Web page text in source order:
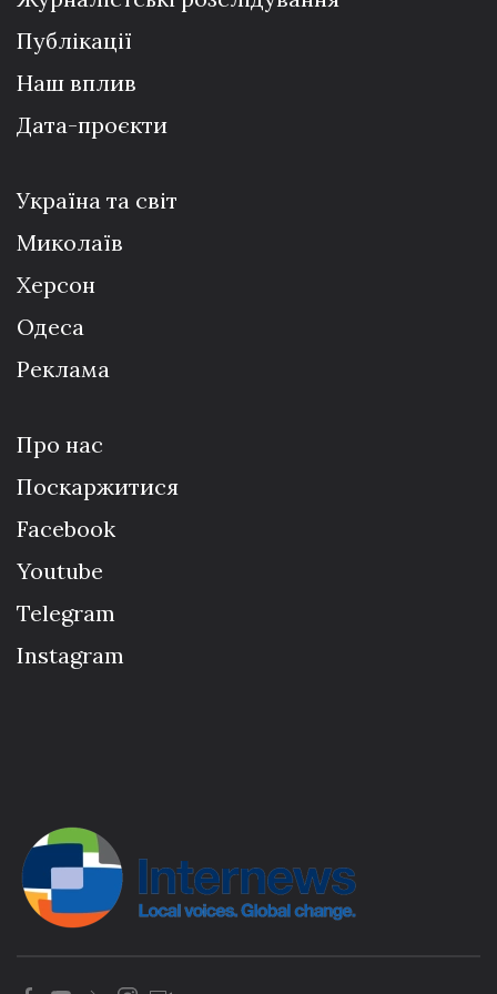
Публікації
Наш вплив
Дата-проєкти
Україна та світ
Миколаїв
Херсон
Одеса
Реклама
Про нас
Поскаржитися
Facebook
Youtube
Telegram
Instagram